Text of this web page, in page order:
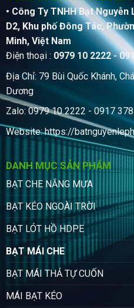
• Công Ty TNHH Bạt Nguyễn
D2, Khu phố Đông Tác,
Minh, Việt Nam
Điện thoại : 0979 10 2222 -
Địa Chỉ: 79 Bùi Quốc Khánh,
Dương
Zalo: 0979 10 2222 - 0917
Website:https://
DANH MỤC SẢN PHẨM
BẠT CHE NẮNG MƯA
BẠT KÉO NGOÀI TRỜI
BẠT LÓT HỒ HDPE
BẠT MÁI CHE
BẠT MÁI THẢ TỰ CUỐN
MÁI BẠT KÉO